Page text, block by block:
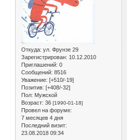
Откуда: ул. Фрунзе 29
Зарегистрирован: 10.12.2010
Приглашений: 0
Сообщений: 8516
Уважение: [+510/-19]
Позитив: [+408/-32]
Пол: Мужской
Возраст: 36 [1990-01-18]
Провел на форуме:
7 месяцев 4 дня
Последний визит:
23.08.2018 09:34